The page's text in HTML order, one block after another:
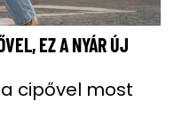
EZ A NYÁR ÚJ
cipővel most